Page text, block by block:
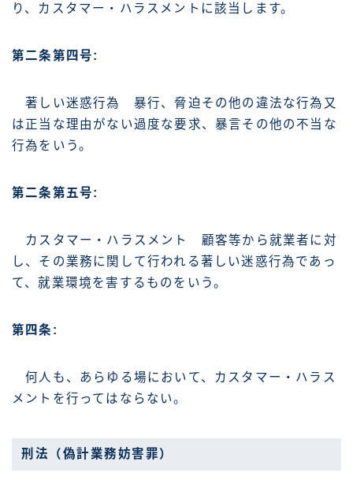
り、カスタマー・ハラスメントに該当します。
第二条第四号:
著しい迷惑行為 暴行、脅迫その他の違法な行為又
は正当な理由がない過度な要求、暴言その他の不当な
行為をいう。
第二条第五号:
カスタマー・ハラスメント 顧客等から就業者に対
し、その業務に関して行われる著しい迷惑行為であっ
て、就業環境を害するものをいう。
第四条:
何人も、あらゆる場において、カスタマー・ハラス
メントを行ってはならない。
刑法（偽計業務妨害罪）